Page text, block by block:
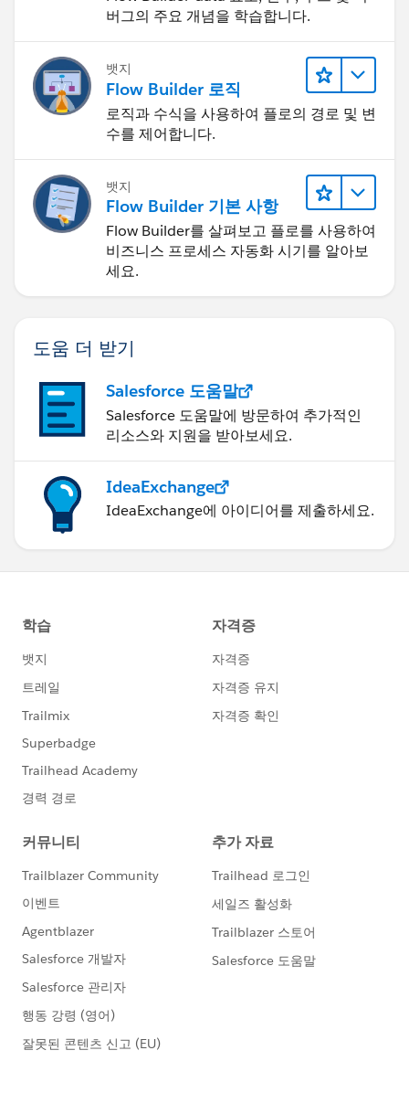
버그의 주요 개념을 학습합니다.
뱃지
Flow Builder 로직
로직과 수식을 사용하여 플로의 경로 및 변
수를 제어합니다.
뱃지
Flow Builder 기본 사항
Flow Builder를 살펴보고 플로를 사용하여
비즈니스 프로세스 자동화 시기를 알아보
세요.
도움 더 받기
Salesforce 도움말
Salesforce 도움말에 방문하여 추가적인
리소스와 지원을 받아보세요.
IdeaExchange
IdeaExchange에 아이디어를 제출하세요.